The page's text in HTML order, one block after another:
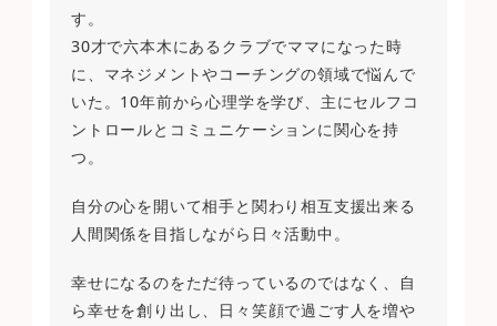
す。
30才で六本木にあるクラブでママになった時
に、マネジメントやコーチングの領域で悩んで
いた。10年前から心理学を学び、主にセルフコ
ントロールとコミュニケーションに関心を持
つ。
自分の心を開いて相手と関わり相互支援出来る
人間関係を目指しながら日々活動中。
幸せになるのをただ待っているのではなく、自
ら幸せを創り出し、日々笑顔で過ごす人を増や